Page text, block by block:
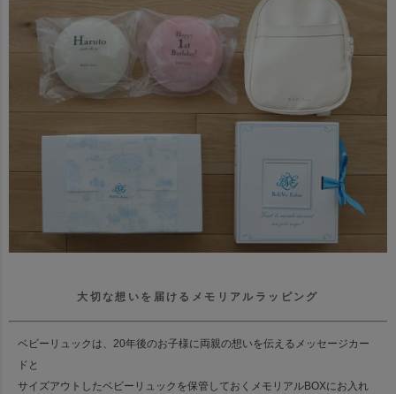
大切な想いを届けるメモリアルラッピング
ベビーリュックは、20年後のお子様に両親の想いを伝えるメッセージカー
ドと
サイズアウトしたベビーリュックを保管しておくメモリアルBOXにお入れ